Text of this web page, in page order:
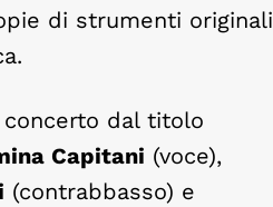
di strumenti originali
dal titolo
Capitani (voce),
(contrabbasso) e